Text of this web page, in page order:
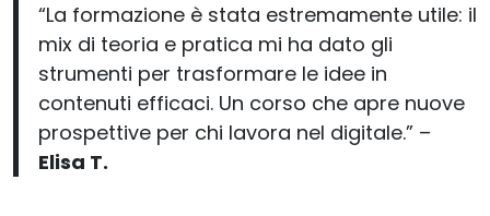
“La formazione è stata estremamente utile: il
mix di teoria e pratica mi ha dato gli
strumenti per trasformare le idee in
contenuti efficaci. Un corso che apre nuove
prospettive per chi lavora nel digitale.” –
Elisa T.